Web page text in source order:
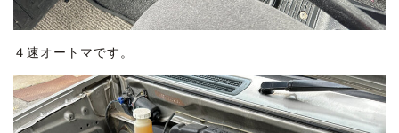
４速オートマです。